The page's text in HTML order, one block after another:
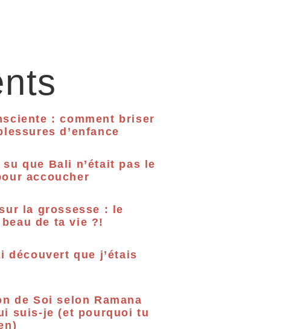
: comment briser
d’enfance
su que Bali n’était pas le
accoucher
la grossesse : le
de ta vie ?!
découvert que j’étais
de Soi selon Ramana
suis-je (et pourquoi tu